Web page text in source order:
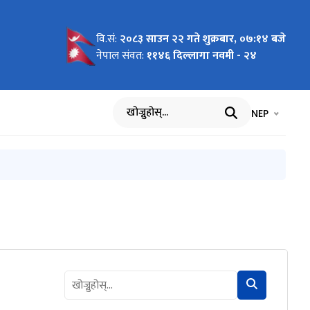
वि.सं: २०८३ साउन २२ गते शुक्रबार, ०७:१४ बजे
नेपाल संवत: ११४६ दिल्लागा नवमी - २४
खोज्नुहोस् भाषा चयन
NEP